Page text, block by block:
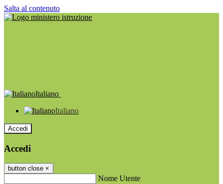
Salta al contenuto
Italiano
Italiano
Accedi
Accedi
button close ×
Nome Utente